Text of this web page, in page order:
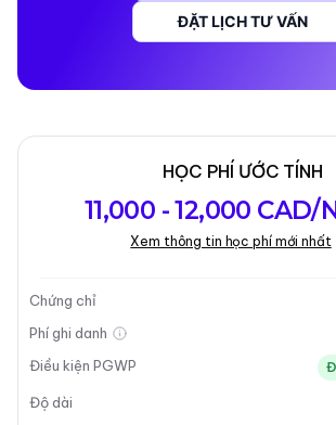
ĐẶT LỊCH TƯ VẤN
chương trình
Học
Cập nhật lần cuối vào 15-05-2026
Tổng quan về
HỌC PHÍ ƯỚC TÍNH
11,000 - 12,000 CAD/
Xem thông tin học phí mới nhất
Chứng chỉ
Phí ghi danh
Điều kiện PGWP
Độ dài